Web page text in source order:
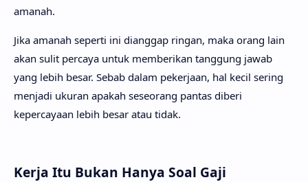
amanah.
Jika amanah seperti ini dianggap ringan, maka orang lain
akan sulit percaya untuk memberikan tanggung jawab
yang lebih besar. Sebab dalam pekerjaan, hal kecil sering
menjadi ukuran apakah seseorang pantas diberi
kepercayaan lebih besar atau tidak.
Kerja Itu Bukan Hanya Soal Gaji